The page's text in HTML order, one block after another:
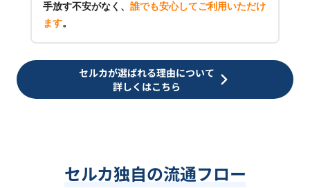
手放す不安がなく、 誰でも安心してご利用いただけ
ます。
セルカが選ばれる理由について
詳しくはこちら
セルカ独自の流通フロー